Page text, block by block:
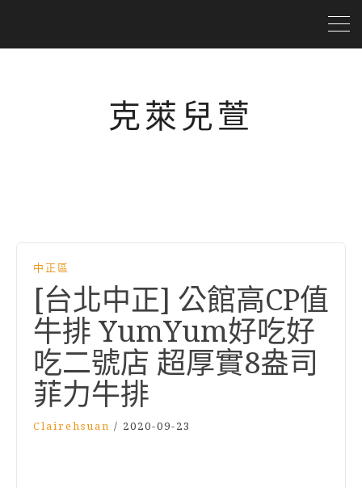
克萊兒萱
中正區
[台北中正] 公館高CP值
牛排 YumYum好吃好
吃二號店 超厚實8盎司
菲力牛排
Clairehsuan / 2020-09-23